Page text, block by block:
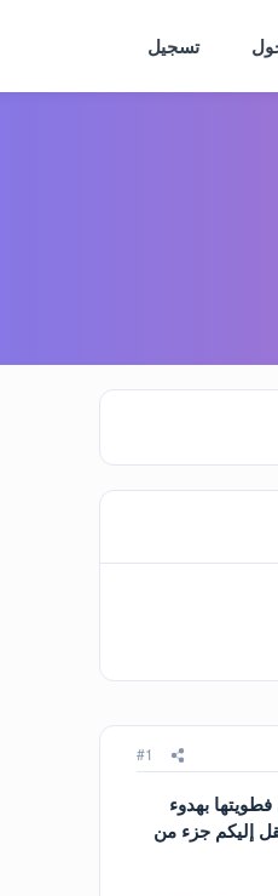
تسجيل
#1
بهدوء
إليكم جزء من